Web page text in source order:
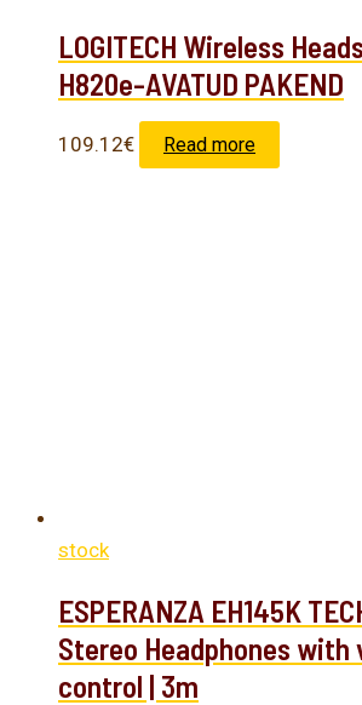
LOGITECH Wireless
H820e-AVATUD PAKEND
109.12€ Read more
stock
ESPERANZA EH145K
Stereo Headphones with
control | 3m